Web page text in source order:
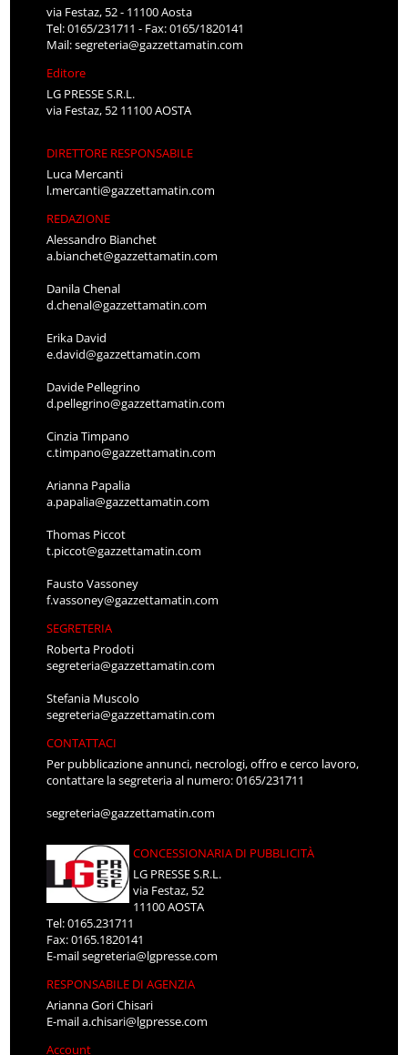
via Festaz, 52 - 11100 Aosta
Tel: 0165/231711 - Fax: 0165/1820141
Mail:segreteria@gazzettamatin.com
Editore
LG PRESSE S.R.L.
via Festaz, 52 11100 AOSTA
DIRETTORE RESPONSABILE
Luca Mercanti
l.mercanti@gazzettamatin.com
REDAZIONE
Alessandro Bianchet
a.bianchet@gazzettamatin.com
Danila Chenal
d.chenal@gazzettamatin.com
Erika David
e.david@gazzettamatin.com
Davide Pellegrino
d.pellegrino@gazzettamatin.com
Cinzia Timpano
c.timpano@gazzettamatin.com
Arianna Papalia
a.papalia@gazzettamatin.com
Thomas Piccot
t.piccot@gazzettamatin.com
Fausto Vassoney
f.vassoney@gazzettamatin.com
SEGRETERIA
Roberta Prodoti
segreteria@gazzettamatin.com
Stefania Muscolo
segreteria@gazzettamatin.com
CONTATTACI
Per pubblicazione annunci, necrologi, offro e cerco lavoro,
contattare la segreteria al numero: 0165/231711
segreteria@gazzettamatin.com
CONCESSIONARIA DI PUBBLICITÀ
LG PRESSE S.R.L.
via Festaz, 52
11100 AOSTA
Tel: 0165.231711
Fax: 0165.1820141
E-mailsegreteria@lgpresse.com
RESPONSABILE DI AGENZIA
Arianna Gori Chisari
E-maila.chisari@lgpresse.com
Account